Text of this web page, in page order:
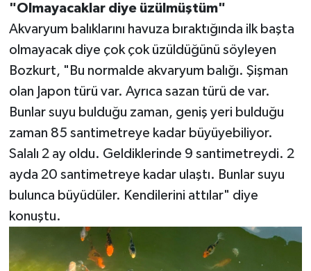
"Olmayacaklar diye üzülmüştüm"
Akvaryum balıklarını havuza bıraktığında ilk başta
olmayacak diye çok çok üzüldüğünü söyleyen
Bozkurt, "Bu normalde akvaryum balığı. Şişman
olan Japon türü var. Ayrıca sazan türü de var.
Bunlar suyu bulduğu zaman, geniş yeri bulduğu
zaman 85 santimetreye kadar büyüyebiliyor.
Salalı 2 ay oldu. Geldiklerinde 9 santimetreydi. 2
ayda 20 santimetreye kadar ulaştı. Bunlar suyu
bulunca büyüdüler. Kendilerini attılar" diye
konuştu.